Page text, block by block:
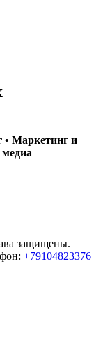
• Маркетинг и
защищены.
+79104823376